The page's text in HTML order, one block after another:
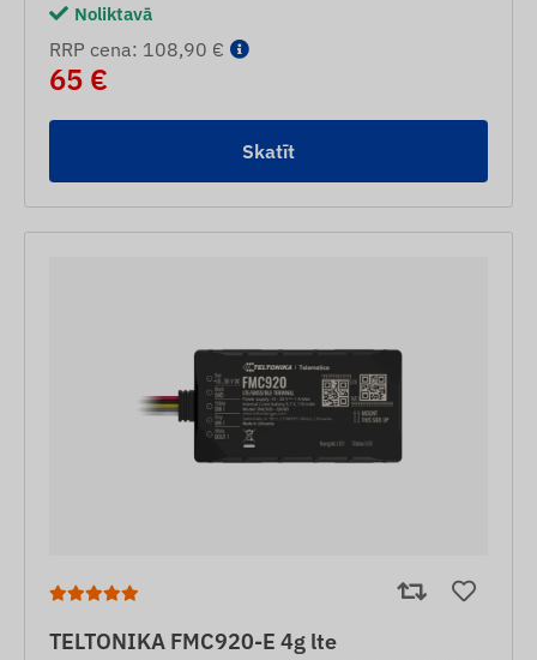
Noliktavā
RRP cena: 108,90 €
65 €
Skatīt
TELTONIKA FMC920-E 4g lte